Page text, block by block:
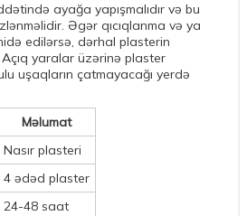
ayağa yapışmalıdır və bu
Əgər qıcıqlanma və ya
edilərsə, dərhal plasterin
yaralar üzərinə plaster
uşaqların çatmayacağı yerdə
Məlumat
Nasır plasteri
4 ədəd plaster
24-48 saat